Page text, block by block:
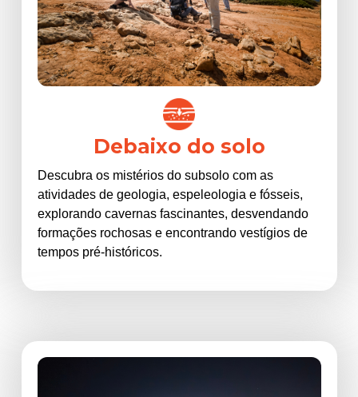
Debaixo do solo
Descubra os mistérios do subsolo com as
atividades de geologia, espeleologia e fósseis,
explorando cavernas fascinantes, desvendando
formações rochosas e encontrando vestígios de
tempos pré-históricos.